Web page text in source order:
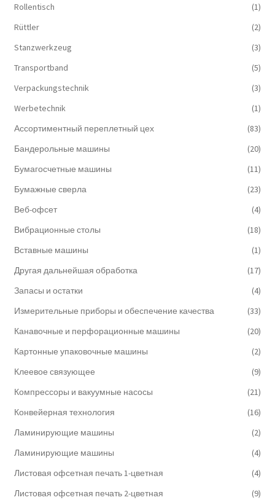
Rollentisch
(1)
Rüttler
(2)
Stanzwerkzeug
(3)
Transportband
(5)
Verpackungstechnik
(3)
Werbetechnik
(1)
Ассортиментный переплетный цех
(83)
Бандерольные машины
(20)
Бумагосчетные машины
(11)
Бумажные сверла
(23)
Веб-офсет
(4)
Вибрационные столы
(18)
Вставные машины
(1)
Другая дальнейшая обработка
(17)
Запасы и остатки
(4)
Измерительные приборы и обеспечение качества
(33)
Канавочные и перфорационные машины
(20)
Картонные упаковочные машины
(2)
Клеевое связующее
(9)
Компрессоры и вакуумные насосы
(21)
Конвейерная технология
(16)
Ламинирующие машины
(2)
Ламинирующие машины
(4)
Листовая офсетная печать 1-цветная
(4)
Листовая офсетная печать 2-цветная
(9)